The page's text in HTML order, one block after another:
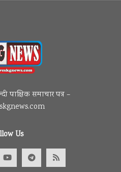
पाक्षिक समाचार पत्र –
Us